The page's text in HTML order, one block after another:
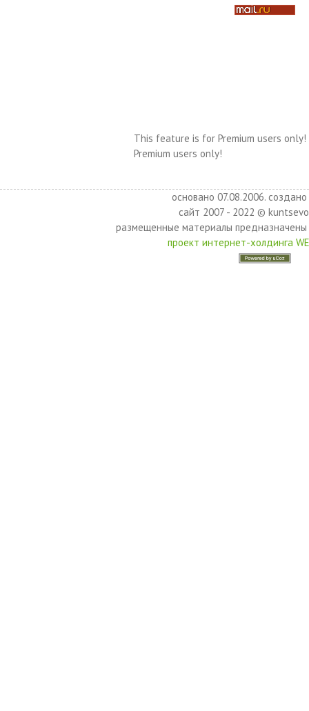
This feature is for Premium users only!
Premium users only!
основано 07.08.2006.
сайт 2007 - 2022 ©
размещенные материалы
проект интернет-холдинга